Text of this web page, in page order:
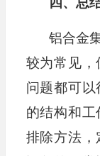
铝合金
较为常见，
问题都可
的结构和
排除方法，